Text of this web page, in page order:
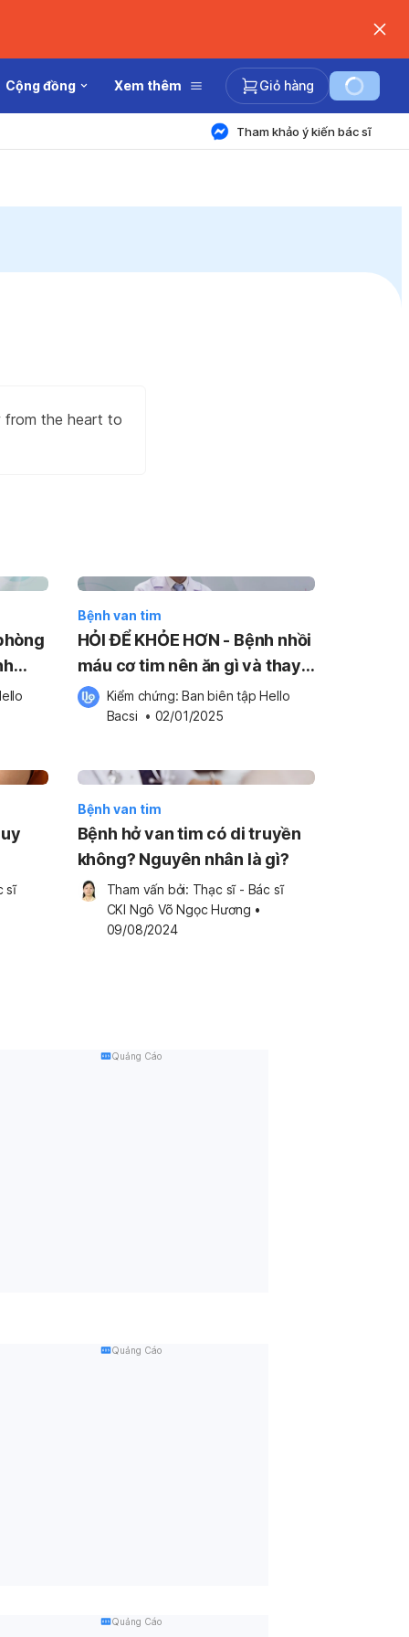
Cộng đồng Xem thêm Giỏ hàng
Tham khảo ý kiến bác sĩ
from the heart to
|
Bệnh van tim
HỎI ĐỂ KHỎE HƠN - Bệnh nhồi
máu cơ tim nên ăn gì và thay
đổi lối sống ra sao? | Hello
Bacsi x SANOFI
Kiểm chứng: Ban biên tập Hello
Bacsi • 02/01/2025
sĩ
Bệnh van tim
Bệnh hở van tim có di truyền
không? Nguyên nhân là gì?
Tham vấn bởi: Thạc sĩ - Bác sĩ
CKI Ngô Võ Ngọc Hương •
09/08/2024
Quảng Cáo
Quảng Cáo
Quảng Cáo